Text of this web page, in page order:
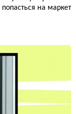
на маркет